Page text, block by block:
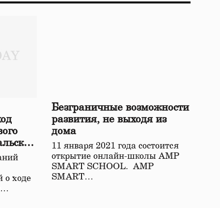
о ходе
Безграничные возможности
развития, не выходя из
дома
11 января 2021 года состоится
открытие онлайн-школы АМР
SMART SCHOOL. АМР
SMART…